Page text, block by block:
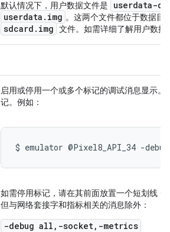
默认情况下，用户数据文件是
userdata-
userdata.img 。这两个文件都位于数据目
sdcard.img 文件。如需详细了解用户数据
启用或停用一个或多个标记的调试消息显示
记。例如：
$ emulator @Pixel8_API_34 -
如需停用标记，请在其前面放置一个短划线
但与网络套接字和指标相关的消息除外：
-debug all,-socket,-metrics